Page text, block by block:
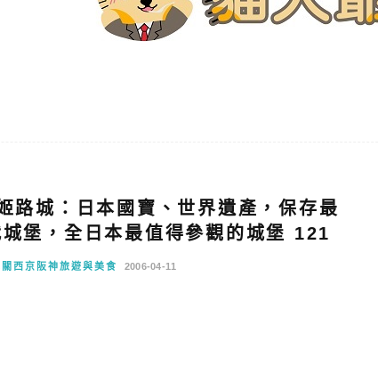
路城：日本國寶、世界遺產，保存最
堡，全日本最值得參觀的城堡 121
關西京阪神旅遊與美食 2006-04-11